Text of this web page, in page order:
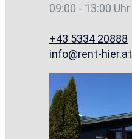
09:00 - 13:00 Uhr
+43 5334 20888
info@rent-hier.at